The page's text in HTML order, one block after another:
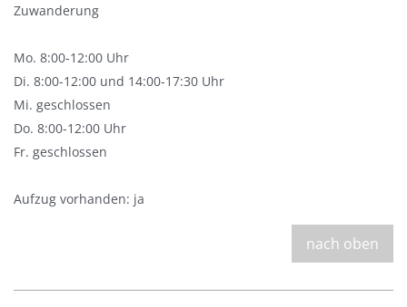
Zuwanderung
Mo. 8:00-12:00 Uhr
Di. 8:00-12:00 und 14:00-17:30 Uhr
Mi. geschlossen
Do. 8:00-12:00 Uhr
Fr. geschlossen
Aufzug vorhanden: ja
nach oben